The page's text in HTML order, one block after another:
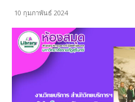
10 กุมภาพันธ์ 2024